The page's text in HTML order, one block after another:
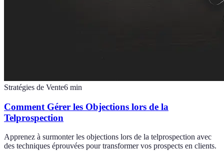
Stratégies de Vente6 min
Comment Gérer les Objections lors de la
Telprospection
Apprenez à surmonter les objections lors de la telprospection avec
des techniques éprouvées pour transformer vos prospects en clients.